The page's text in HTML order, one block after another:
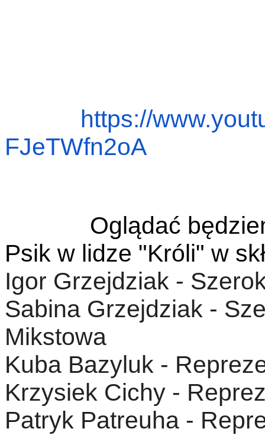
https://
FJeTWfn2oA
Oglądać
Psik w lidze "Króli" w
Igor Grzejdziak -
Sabina Grzejdziak -
Mikstowa
Kuba Bazyluk -
Krzysiek Cichy -
Patryk Patreuha -